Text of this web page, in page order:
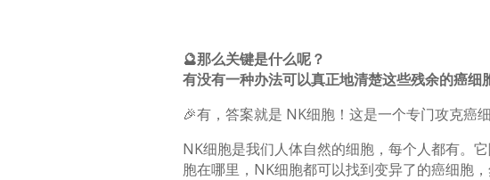
🔮那么关键是什么呢？
有没有一种办法可以真正地清楚这些残余的癌细
🎉有，答案就是 NK细胞！这是一个专门攻克癌
NK细胞是我们人体自然的细胞，每个人都有。
胞在哪里，NK细胞都可以找到变异了的癌细胞，